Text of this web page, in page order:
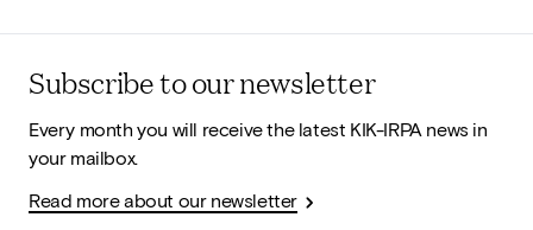
Subscribe to our newsletter
Every month you will receive the latest KIK-IRPA news in
your mailbox.
Read more about our newsletter